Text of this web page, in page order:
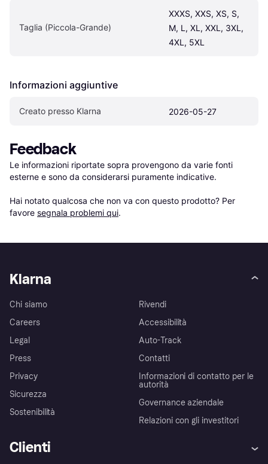
Taglia (Piccola-Grande)
XXXS, XXS, XS, S,
M, L, XL, XXL, 3XL,
4XL, 5XL
Informazioni aggiuntive
Creato presso Klarna 2026-05-27
Feedback
Le informazioni riportate sopra provengono da varie fonti
esterne e sono da considerarsi puramente indicative.
Hai notato qualcosa che non va con questo prodotto? Per
favore segnala problemi qui.
Klarna
Chi siamo
Careers
Legal
Press
Privacy
Sicurezza
Sostenibilità
Rivendi
Accessibilità
Auto-Track
Contatti
Informazioni di contatto per le
autorità
Governance aziendale
Relazioni con gli investitori
Clienti